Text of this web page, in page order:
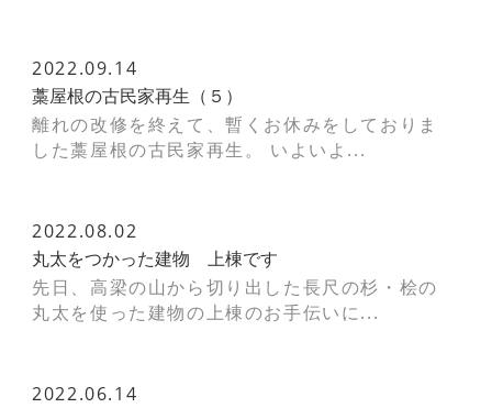
2022.09.14
藁屋根の古民家再生（５）
離れの改修を終えて、暫くお休みをしておりま
した藁屋根の古民家再生。 いよいよ...
2022.08.02
丸太をつかった建物 上棟です
先日、高梁の山から切り出した長尺の杉・桧の
丸太を使った建物の上棟のお手伝いに...
2022.06.14